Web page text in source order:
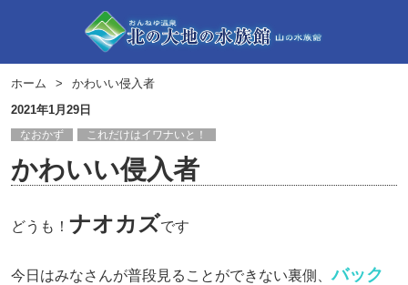
ホーム
かわいい侵入者
2021年1月29日
なおかず これだけはイワナいと！
かわいい侵入者
どうも！ ナオカズです
今日はみなさんが普段見ることができない裏側、バック